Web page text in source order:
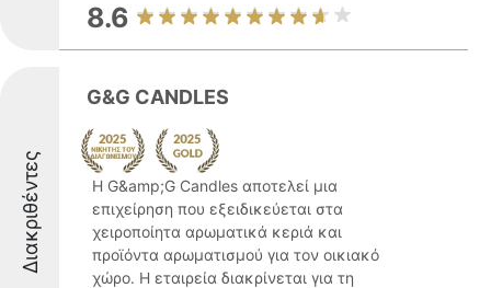
8.6
Διακριθέντες
G&G CANDLES
Η G&amp;G Candles αποτελεί μια
επιχείρηση που εξειδικεύεται στα
χειροποίητα αρωματικά κεριά και
προϊόντα αρωματισμού για τον οικιακό
χώρο. Η εταιρεία διακρίνεται για τη